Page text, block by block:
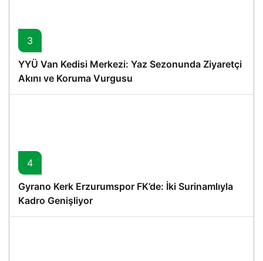
3
YYÜ Van Kedisi Merkezi: Yaz Sezonunda Ziyaretçi
Akını ve Koruma Vurgusu
4
Gyrano Kerk Erzurumspor FK’de: İki Surinamlıyla
Kadro Genişliyor